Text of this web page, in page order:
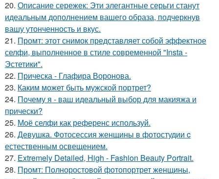
20. Описание сережек: Эти элегантные серьги станут
идеальным дополнением вашего образа, подчеркнув
вашу утонченность и вкус.
21. Промт: этот снимок представляет собой эффектное
селфи, выполненное в стиле современной "Insta -
Эстетики".
22. Прическа - Глафира Воронова.
23. Каким может быть мужской портрет?
24. Почему я - ваш идеальный выбор для макияжа и
прически?
25. Моё селфи как референс используй.
26. Девушка. Фотосессия женщины в фотостудии c
естественным освещением.
27. Extremely Detailed, High - Fashion Beauty Portrait.
28. Промт: Полноростовой фотопортрет женщины,